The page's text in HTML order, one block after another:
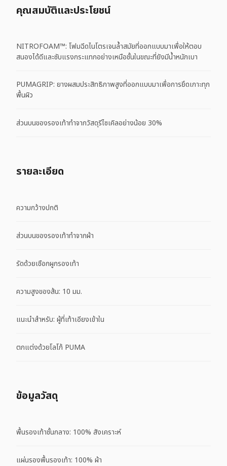
คุณสมบัติและประโยชน์
NITROFOAM™: โฟมฉีดไนโตรเจนล้ำสมัยที่ออกแบบมาเพื่อให้ตอบ
สนองได้ดีและซับแรงกระแทกอย่างเหนือชั้นในขณะที่ยังมีน้ำหนักเบา
PUMAGRIP: ยางผสมประสิทธิภาพสูงที่ออกแบบมาเพื่อการยึดเกาะทุก
พื้นผิว
ส่วนบนของรองเท้าทำจากวัสดุรีไซเคิลอย่างน้อย 30%
รายละเอียด
ความกว้างปกติ
ส่วนบนของรองเท้าทำจากผ้า
รัดด้วยเชือกผูกรองเท้า
ความสูงของส้น: 10 มม.
แนะนำสำหรับ: ผู้ที่เท้าเอียงเข้าใน
ตกแต่งด้วยโลโก้ PUMA
ข้อมูลวัสดุ
พื้นรองเท้าชั้นกลาง: 100% สังเคราะห์
แผ่นรองพื้นรองเท้า: 100% ผ้า